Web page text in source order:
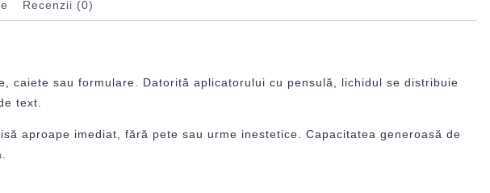
Recenzii (0)
caiete sau formulare. Datorită aplicatorului cu pensulă, lichidul se distribuie
text.
aproape imediat, fără pete sau urme inestetice. Capacitatea generoasă de